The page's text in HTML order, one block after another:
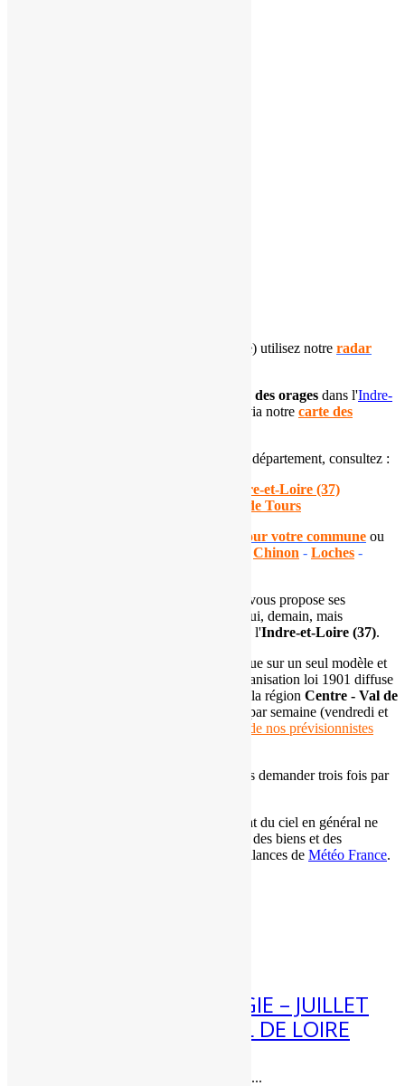
(pluie, neige) utilisez notre radar
localisation et l'intensité des orages dans l'Indre-
, suivez l'évolution de la situation via notre carte des
Si vous souhaitez en apprendre plus sur ce département, consultez :
Indre-et-Loire (37)
climatologie de Tours
prévisions automatisées pour votre commune ou
Chinon - Loches -
vous propose ses
prévisions météorologiques pour aujourd'hui, demain, mais
également à 7 jours pour le département de l'Indre-et-Loire (37).
Ces prévisions automatisées ne se basent que sur un seul modèle et
peuvent ne pas refléter la réalité. Notre organisation loi 1901 diffuse
pour la région Centre - Val de
par semaine (vendredi et
un de nos prévisionnistes
peuvent nous demander trois fois par
Ces informations météo sur le temps et l'état du ciel en général ne
doivent pas être utilisées pour la protection des biens et des
personnes. Pour cela, référez-vous aux vigilances de Météo France.
[BILAN] CLIMATOLOGIE – JUILLET
2026 – CENTRE – VAL DE LOIRE
Bilan climatique de juillet 2026 dans...